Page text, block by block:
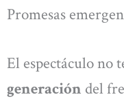
Promesas
El espectáculo no
generación del